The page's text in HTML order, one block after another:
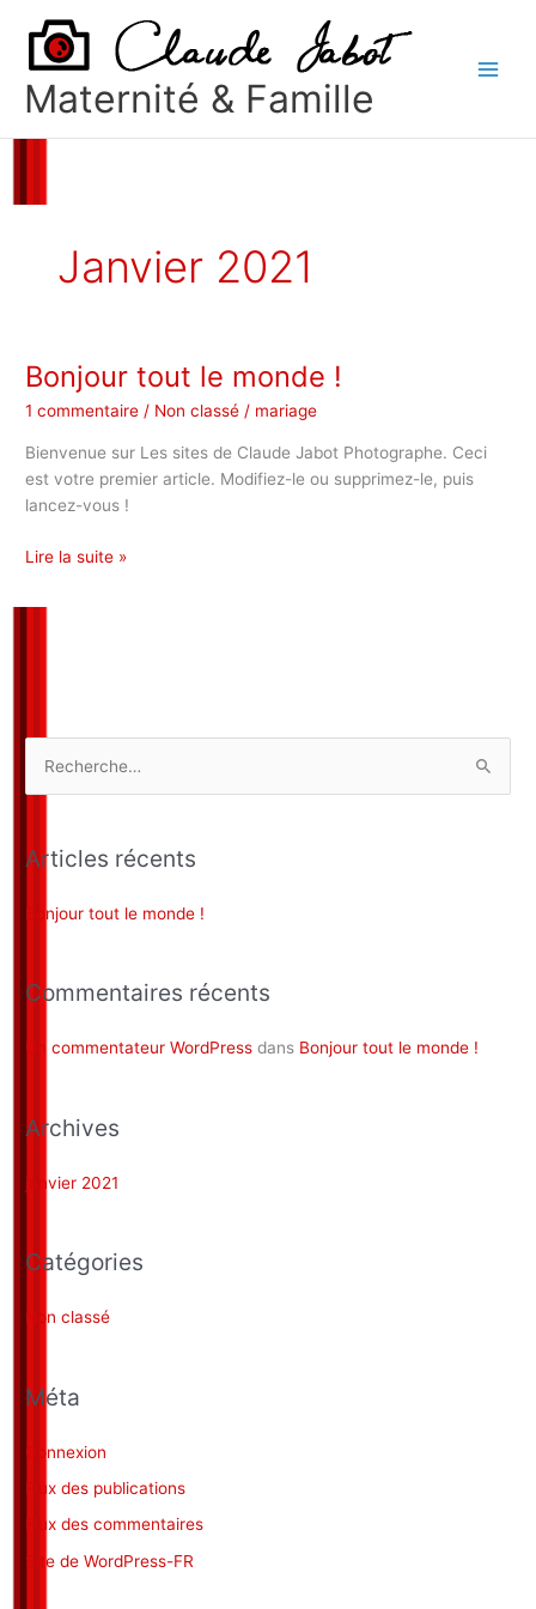
contenu
Maternité & Famille
Janvier 2021
Bonjour tout le monde !
1 commentaire / Non classé / mariage
Bienvenue sur Les sites de Claude Jabot Photographe. Ceci
est votre premier article. Modifiez-le ou supprimez-le, puis
lancez-vous !
Bonjour
monde !
Lire la suite »
h
h
:
Articles récents
Bonjour tout le monde !
Commentaires récents
Un commentateur WordPress dans Bonjour tout le monde !
Archives
janvier 2021
Catégories
Non classé
Méta
Connexion
Flux des publications
Flux des commentaires
Site de WordPress-FR